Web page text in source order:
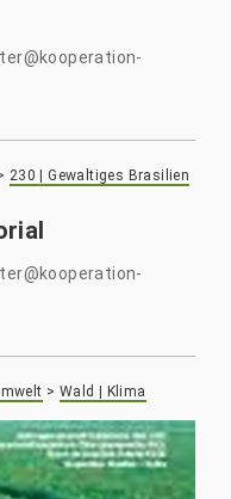
230 | Gewaltiges Brasilien
> Wald | Klima